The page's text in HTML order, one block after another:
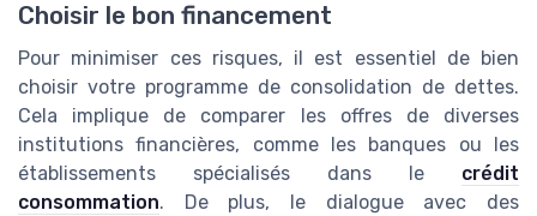
Choisir le bon financement
Pour minimiser ces risques, il est essentiel de bien
choisir votre programme de consolidation de dettes.
Cela implique de comparer les offres de diverses
institutions financières, comme les banques ou les
établissements spécialisés dans le crédit
consommation. De plus, le dialogue avec des